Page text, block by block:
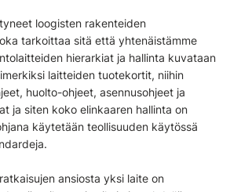
loogisten rakenteiden
tarkoittaa sitä että yhtenäistämme
hierarkiat ja hallinta kuvataan
laitteiden tuotekortit, niihin
huolto-ohjeet, asennusohjeet ja
ja siten koko elinkaaren hallinta on
käytetään teollisuuden käytössä
ansiosta yksi laite on